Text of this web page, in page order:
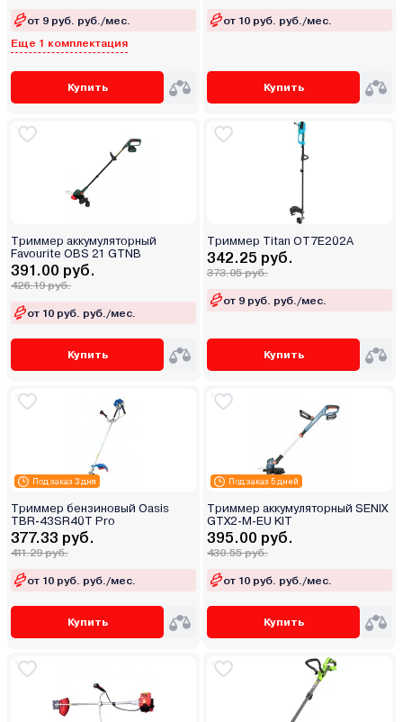
от 9 руб. руб./мес.
Еще 1 комплектация
Купить
от 10 руб. руб./мес.
Купить
Триммер аккумуляторный
Favourite OBS 21 GTNB
391.00 руб.
426.19 руб.
от 10 руб. руб./мес.
Купить
Триммер Titan OT7E202A
342.25 руб.
373.05 руб.
от 9 руб. руб./мес.
Купить
Под заказ 3 дня
Триммер бензиновый Oasis
TBR-43SR40T Pro
377.33 руб.
411.29 руб.
от 10 руб. руб./мес.
Купить
Под заказ 5 дней
Триммер аккумуляторный SENIX
GTX2-M-EU KIT
395.00 руб.
430.55 руб.
от 10 руб. руб./мес.
Купить